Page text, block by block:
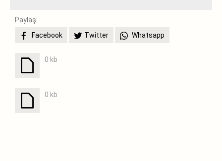
Paylaş:
Facebook
Twitter Whatsapp
0 kb
0 kb